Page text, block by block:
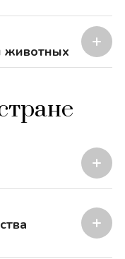
животных